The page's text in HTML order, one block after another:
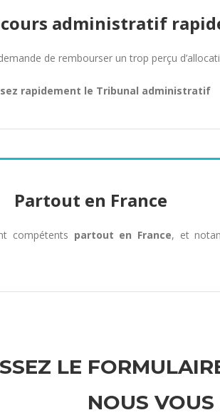
administratif
de rembourser un trop perçu
rapidement le Tribunal administratif
Partout en France
compétents partout en France, et
LE
NOUS